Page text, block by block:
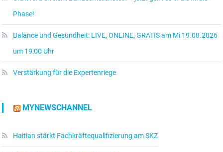
Phase!
Balance und Gesundheit: LIVE, ONLINE, GRATIS am Mi 19.08.2026
um 19:00 Uhr
Verstärkung für die Expertenriege
MYNEWSCHANNEL
Haitian stärkt Fachkräftequalifizierung am SKZ